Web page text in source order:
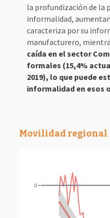
la profundización de la
informalidad,
caracteriza por su
manufacturero,
caída en el sector
formales (15,4%
2019), lo que puede
informalidad en esos
Movilidad regional
0